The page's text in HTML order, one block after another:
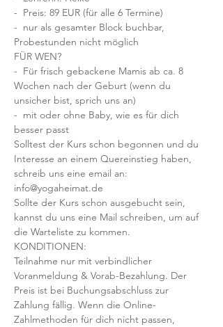
-  Preis: 89 EUR (für alle 6 Termine)
-  nur als gesamter Block buchbar,
Probestunden nicht möglich
FÜR WEN?
-  Für frisch gebackene Mamis ab ca. 8
Wochen nach der Geburt (wenn du
unsicher bist, sprich uns an)
-  mit oder ohne Baby, wie es für dich
besser passt
Solltest der Kurs schon begonnen und du
Interesse an einem Quereinstieg haben,
schreib uns eine email an:
info@yogaheimat.de
Sollte der Kurs schon ausgebucht sein,
kannst du uns eine Mail schreiben, um auf
die Warteliste zu kommen.
KONDITIONEN:
Teilnahme nur mit verbindlicher
Voranmeldung & Vorab-Bezahlung. Der
Preis ist bei Buchungsabschluss zur
Zahlung fällig. Wenn die Online-
Zahlmethoden für dich nicht passen,